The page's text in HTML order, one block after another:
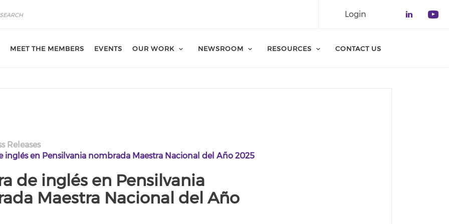
Login
MEET THE MEMBERS EVENTS OUR WORK NEWSROOM RESOURCES CONTACT US
Releases
inglés en Pensilvania nombrada Maestra Nacional del Año 2025
de inglés en Pensilvania
Maestra Nacional del Año